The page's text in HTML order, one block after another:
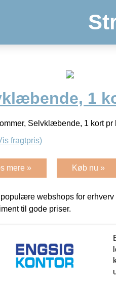
1
Selvklæbende, 1 kort pr
fragtpris)
mere » Køb nu »
populære webshops for
til gode priser.